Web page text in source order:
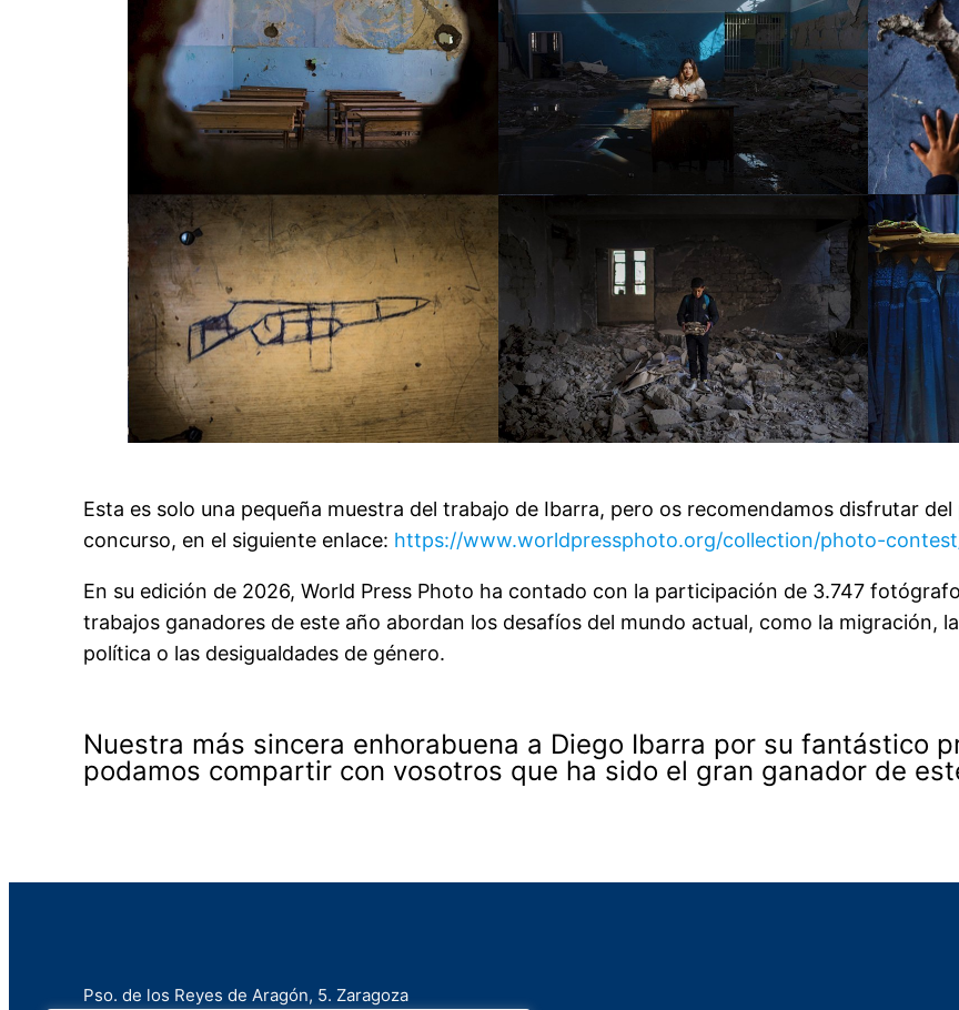
Esta es solo una pequeña muestra del trabajo de Ibarra, pero os recomendamos disfrutar
concurso, en el siguiente enlace: https://www.worldpressphoto.org/collection/photo-
En su edición de 2026, World Press Photo ha contado con la participación de 3.747
trabajos ganadores de este año abordan los desafíos del mundo actual, como la migración,
política o las desigualdades de género.
Nuestra más sincera enhorabuena a Diego Ibarra por su fantástico
podamos compartir con vosotros que ha sido el gran ganador de
Pso. de los Reyes de Aragón, 5. Zaragoza